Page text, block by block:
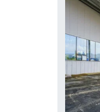
A JR
oferta